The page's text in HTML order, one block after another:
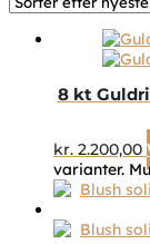
8 kt
kr. 2.200,00
varianter.